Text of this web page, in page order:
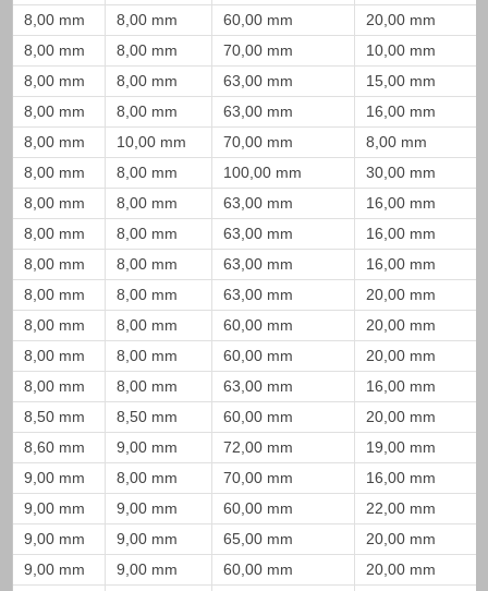
8,00 mm
8,00 mm 60,00 mm
20,00 mm
8,00 mm
8,00 mm 70,00 mm
10,00 mm
8,00 mm
8,00 mm 63,00 mm
15,00 mm
8,00 mm
8,00 mm 63,00 mm
16,00 mm
8,00 mm
10,00 mm 70,00 mm
8,00 mm
8,00 mm
8,00 mm 100,00 mm
30,00 mm
8,00 mm
8,00 mm 63,00 mm
16,00 mm
8,00 mm
8,00 mm 63,00 mm
16,00 mm
8,00 mm
8,00 mm 63,00 mm
16,00 mm
8,00 mm
8,00 mm 63,00 mm
20,00 mm
8,00 mm
8,00 mm 60,00 mm
20,00 mm
8,00 mm
8,00 mm 60,00 mm
20,00 mm
8,00 mm
8,00 mm 63,00 mm
16,00 mm
8,50 mm
8,50 mm 60,00 mm
20,00 mm
8,60 mm
9,00 mm 72,00 mm
19,00 mm
9,00 mm
8,00 mm 70,00 mm
16,00 mm
9,00 mm
9,00 mm 60,00 mm
22,00 mm
9,00 mm
9,00 mm 65,00 mm
20,00 mm
9,00 mm
9,00 mm 60,00 mm
20,00 mm